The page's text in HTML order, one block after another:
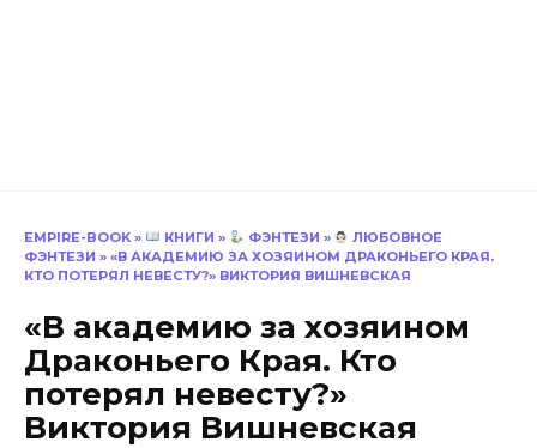
EMPIRE-BOOK » КНИГИ » ФЭНТЕЗИ »
ЛЮБОВНОЕ
ФЭНТЕЗИ » «В АКАДЕМИЮ ЗА ХОЗЯИНОМ ДРАКОНЬЕГО КРАЯ.
КТО ПОТЕРЯЛ НЕВЕСТУ?» ВИКТОРИЯ ВИШНЕВСКАЯ
«В академию за хозяином
Драконьего Края. Кто
потерял невесту?»
Виктория Вишневская